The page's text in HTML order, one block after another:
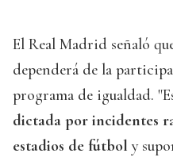
El Real Madrid señaló
dependerá de la
programa de igualdad.
dictada por incidentes
estadios de fútbol y